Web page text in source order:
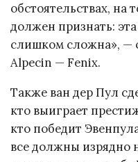
обстоятельствах,
должен признать:
слишком сложна», —
Alpecin — Fenix.
Также ван дер Пул
кто выиграет
кто победит
все должны изрядно